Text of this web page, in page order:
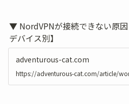
▼ NordVPNが接続できない原因
デバイス別】
adventurous-cat.com